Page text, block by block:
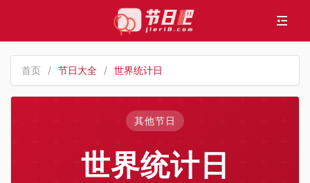
首页 / 节日大全 / 世界统计日
其他节日
世界统计日